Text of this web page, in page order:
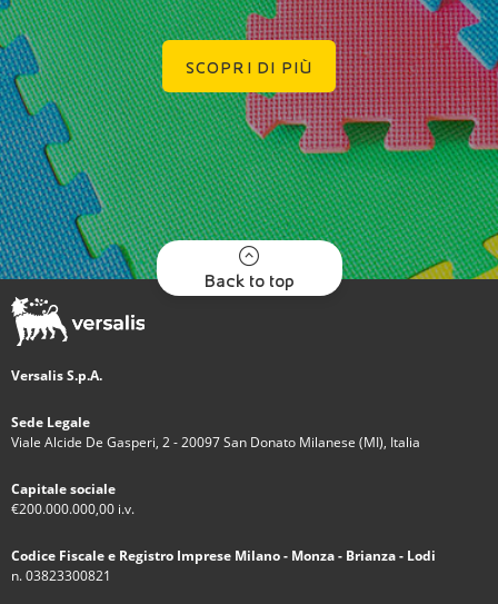
SCOPRI DI PIÙ
Back to top
Versalis S.p.A.
Sede Legale
Viale Alcide De Gasperi, 2 - 20097 San Donato Milanese (MI), Italia
Capitale sociale
€200.000.000,00 i.v.
Codice Fiscale e Registro Imprese Milano - Monza - Brianza - Lodi
n. 03823300821